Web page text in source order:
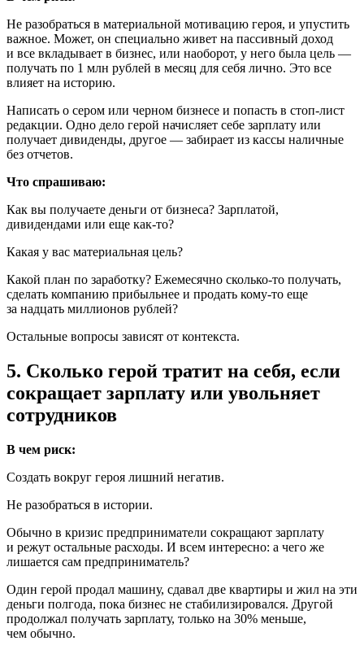
Не разобраться в материальной мотивацию героя, и упустить
важное. Может, он специально живет на пассивный доход
и все вкладывает в бизнес, или наоборот, у него была цель —
получать по 1 млн рублей в месяц для себя лично. Это все
влияет на историю.
Написать о сером или черном бизнесе и попасть в стоп-лист
редакции. Одно дело герой начисляет себе зарплату или
получает дивиденды, другое — забирает из кассы наличные
без отчетов.
Что спрашиваю:
Как вы получаете деньги от бизнеса? Зарплатой,
дивидендами или еще как-то?
Какая у вас материальная цель?
Какой план по заработку? Ежемесячно сколько-то получать,
сделать компанию прибыльнее и продать кому-то еще
за надцать миллионов рублей?
Остальные вопросы зависят от контекста.
5. Сколько герой тратит на себя, если
сокращает зарплату или увольняет
сотрудников
В чем риск:
Создать вокруг героя лишний негатив.
Не разобраться в истории.
Обычно в кризис предприниматели сокращают зарплату
и режут остальные расходы. И всем интересно: а чего же
лишается сам предприниматель?
Один герой продал машину, сдавал две квартиры и жил на эти
деньги полгода, пока бизнес не стабилизировался. Другой
продолжал получать зарплату, только на 30% меньше,
чем обычно.